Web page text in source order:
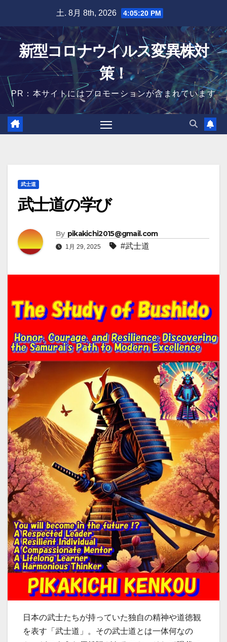
content
土. 8月 8th, 2026 4:05:22 PM
新型コロナウイルス変異株対
策！
PR：本サイトにはプロモーションが含まれています
武士道
武士道の学び
By pikakichi2015@gmail.com
1月 29, 2025 #武士道
日本の武士たちが持っていた独自の精神や道徳観
を表す「武士道」。その武士道とは一体何なの